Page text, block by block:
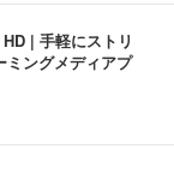
| 手軽にストリ
ミングメディアプ